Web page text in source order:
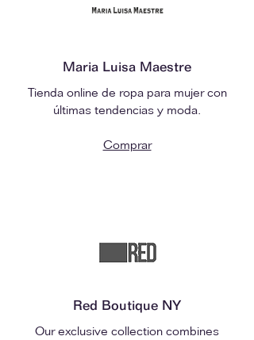
Maria Luisa Maestre
Tienda online de ropa para mujer con
últimas tendencias y moda.
Comprar
Red Boutique NY
Our exclusive collection combines